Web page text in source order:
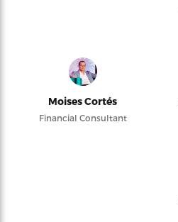
Moises Cortés
Financial Consultant